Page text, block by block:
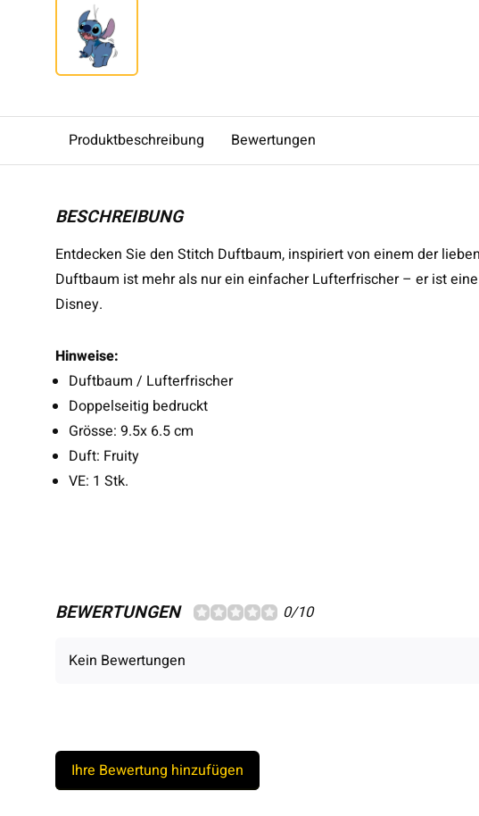
Produktbeschreibung Bewertungen
BESCHREIBUNG
Entdecken Sie den Stitch Duftbaum, inspiriert von einem der
Duftbaum ist mehr als nur ein einfacher Lufterfrischer – er ist
Disney.
Hinweise:
Duftbaum / Lufterfrischer
Doppelseitig bedruckt
Grösse: 9.5x 6.5 cm
Duft: Fruity
VE: 1 Stk.
BEWERTUNGEN 0/10
Kein Bewertungen
Ihre Bewertung hinzufügen